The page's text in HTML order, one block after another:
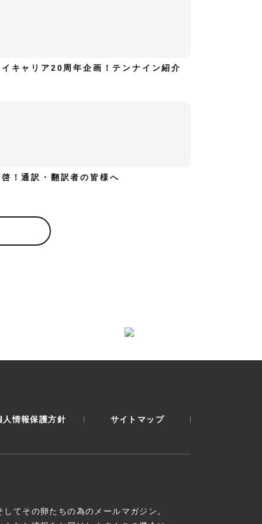
イキャリア20周年企画！テンナイン紹介
啓！通訳・翻訳者の皆様へ
人情報保護方針 サイトマップ
てその卵たちの為のメールマガジン。